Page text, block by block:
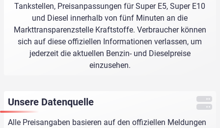
Tankstellen, Preisanpassungen für Super E5, Super E10
und Diesel innerhalb von fünf Minuten an die
Markttransparenzstelle Kraftstoffe. Verbraucher können
sich auf diese offiziellen Informationen verlassen, um
jederzeit die aktuellen Benzin- und Dieselpreise
einzusehen.
Unsere Datenquelle
Alle Preisangaben basieren auf den offiziellen Meldungen